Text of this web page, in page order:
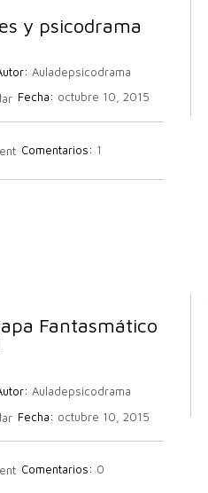
y psicodrama
Auladepsicodrama
Fecha: octubre 10, 2015
Comentarios: 1
Fantasmático
Auladepsicodrama
Fecha: octubre 10, 2015
Comentarios: 0